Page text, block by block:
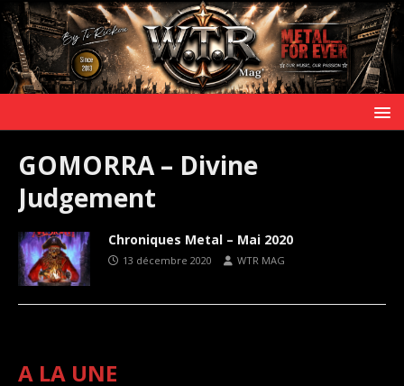
GOMORRA – Divine
Judgement
Chroniques Metal – Mai 2020
13 décembre 2020 WTR MAG
A LA UNE